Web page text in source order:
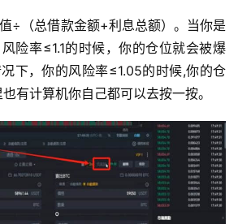
÷（总借款金额+利息总额）。当你是
险率≤1.1的时候，你的仓位就会被爆
下，你的风险率≤1.05的时候,你的仓
有计算机你自己都可以去按一按。